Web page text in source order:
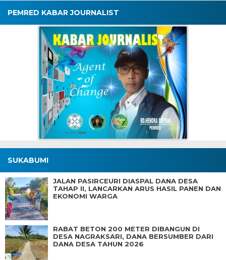
PEMRED KABAR JOURNALIST
SUKABUMI
JALAN PASIRCEURI DIASPAL DANA DESA
TAHAP II, LANCARKAN ARUS HASIL PANEN DAN
EKONOMI WARGA
RABAT BETON 200 METER DIBANGUN DI
DESA NAGRAKSARI, DANA BERSUMBER DARI
DANA DESA TAHUN 2026